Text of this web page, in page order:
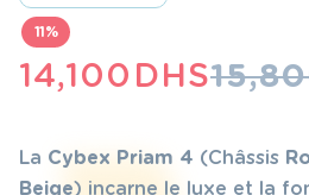
LE
INITIAL
14,100 DHS
LE
ACTUEL
11%
La Cybex Priam 4 (Châssis
Beige) incarne le luxe et la